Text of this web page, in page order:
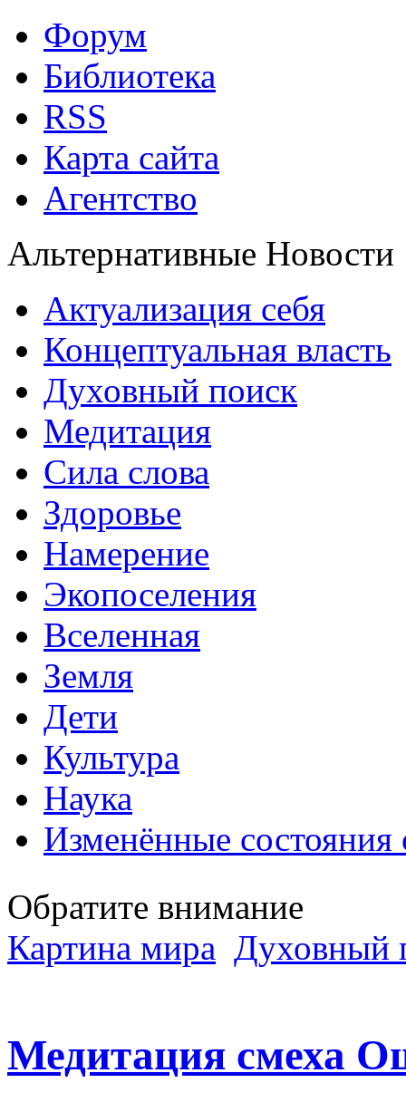
Форум
Библиотека
RSS
Карта сайта
Агентство
Альтернативные Новости
Актуализация себя
Концептуальная власть
Духовный поиск
Медитация
Сила слова
Здоровье
Намерение
Экопоселения
Вселенная
Земля
Дети
Культура
Наука
Изменённые состояния
Обратите внимание
Картина мира Духовный
Медитация смеха